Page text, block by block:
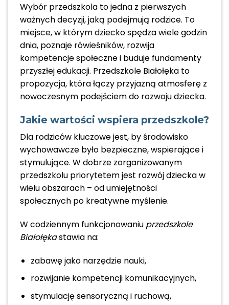
Wybór przedszkola to jedna z pierwszych
ważnych decyzji, jaką podejmują rodzice. To
miejsce, w którym dziecko spędza wiele godzin
dnia, poznaje rówieśników, rozwija
kompetencje społeczne i buduje fundamenty
przyszłej edukacji. Przedszkole Białołęka to
propozycja, która łączy przyjazną atmosferę z
nowoczesnym podejściem do rozwoju dziecka.
Jakie wartości wspiera przedszkole?
Dla rodziców kluczowe jest, by środowisko
wychowawcze było bezpieczne, wspierające i
stymulujące. W dobrze zorganizowanym
przedszkolu priorytetem jest rozwój dziecka w
wielu obszarach – od umiejętności
społecznych po kreatywne myślenie.
W codziennym funkcjonowaniu przedszkole
Białołękastawia na:
zabawę jako narzędzie nauki,
rozwijanie kompetencji komunikacyjnych,
stymulację sensoryczną i ruchową,